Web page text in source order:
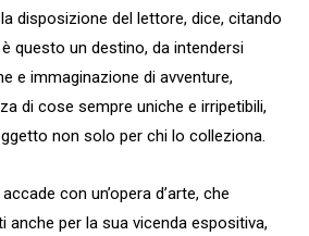
disposizione del lettore, dice, citando
questo un destino, da intendersi
e immaginazione di avventure,
di cose sempre uniche e irripetibili,
non solo per chi lo colleziona.
con un’opera d’arte, che
anche per la sua vicenda espositiva,